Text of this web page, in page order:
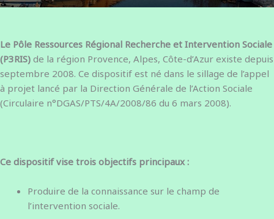
Le Pôle Ressources Régional Recherche et Intervention Sociale
(P3RIS) de la région Provence, Alpes, Côte-d’Azur existe depuis
septembre 2008. Ce dispositif est né dans le sillage de l’appel
à projet lancé par la Direction Générale de l’Action Sociale
(Circulaire n°DGAS/PTS/4A/2008/86 du 6 mars 2008).
Ce dispositif vise trois objectifs principaux :
Produire de la connaissance sur le champ de
l’intervention sociale.